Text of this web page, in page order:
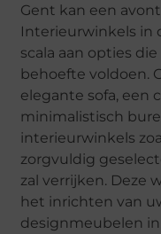
Gent kan een
Interieurwinkels in
scala aan opties
behoefte voldoen.
elegante sofa, een
minimalistisch
interieurwinkels
zorgvuldig
zal verrijken. Deze
het inrichten van
designmeubelen